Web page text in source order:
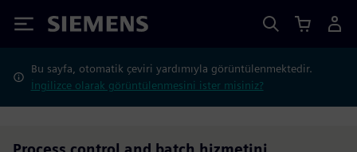
Siemens
Bu sayfa, otomatik çeviri yardımıyla görüntülenmektedir.
İngilizce olarak görüntülenmesini ister misiniz?